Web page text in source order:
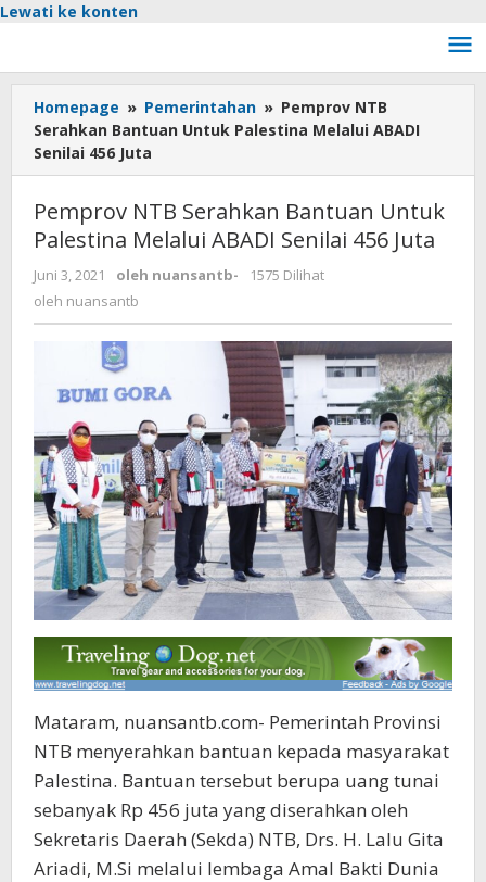
Lewati ke konten
Homepage » Pemerintahan » Pemprov NTB
Serahkan Bantuan Untuk Palestina Melalui ABADI
Senilai 456 Juta
Pemprov NTB Serahkan Bantuan Untuk
Palestina Melalui ABADI Senilai 456 Juta
Juni 3, 2021 oleh nuansantb-
1575 Dilihat
oleh nuansantb
Mataram, nuansantb.com- Pemerintah Provinsi
NTB menyerahkan bantuan kepada masyarakat
Palestina. Bantuan tersebut berupa uang tunai
sebanyak Rp 456 juta yang diserahkan oleh
Sekretaris Daerah (Sekda) NTB, Drs. H. Lalu Gita
Ariadi, M.Si melalui lembaga Amal Bakti Dunia